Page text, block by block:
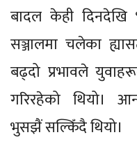
बादल केही दिनदेखि
सञ्जालमा चलेका
बढ्दो प्रभावले
गरिरहेको थियो।
भुसझैं सल्किँदै थियो।